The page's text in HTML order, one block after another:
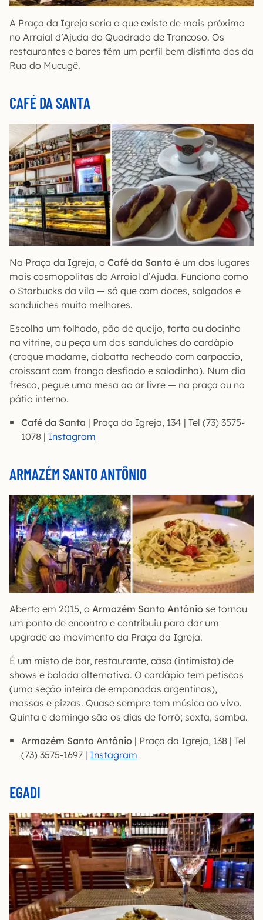
A Praça da Igreja seria o que existe de mais próximo
no Arraial d’Ajuda do Quadrado de Trancoso. Os
restaurantes e bares têm um perfil bem distinto dos da
Rua do Mucugê.
CAFÉ DA SANTA
Na Praça da Igreja, o Café da Santa é um dos lugares
mais cosmopolitas do Arraial d’Ajuda. Funciona como
o Starbucks da vila — só que com doces, salgados e
sanduíches muito melhores.
Escolha um folhado, pão de queijo, torta ou docinho
na vitrine, ou peça um dos sanduíches do cardápio
(croque madame, ciabatta recheado com carpaccio,
croissant com frango desfiado e saladinha). Num dia
fresco, pegue uma mesa ao ar livre — na praça ou no
pátio interno.
Café da Santa | Praça da Igreja, 134 | Tel (73) 3575-
1078 | Instagram
ARMAZÉM SANTO ANTÔNIO
Aberto em 2015, o Armazém Santo Antônio se tornou
um ponto de encontro e contribuiu para dar um
upgrade ao movimento da Praça da Igreja.
É um misto de bar, restaurante, casa (intimista) de
shows e balada alternativa. O cardápio tem petiscos
(uma seção inteira de empanadas argentinas),
massas e pizzas. Quase sempre tem música ao vivo.
Quinta e domingo são os dias de forró; sexta, samba.
Armazém Santo Antônio | Praça da Igreja, 138 | Tel
(73) 3575-1697 | Instagram
EGADI